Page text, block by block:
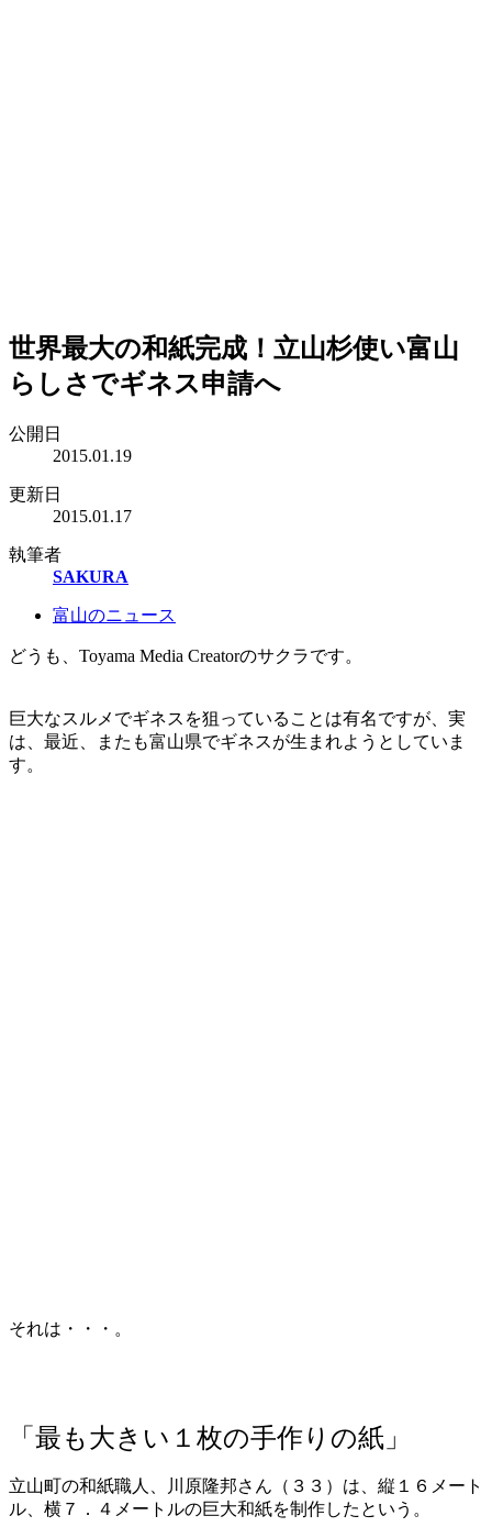
世界最大の和紙完成！立山杉使い富山
らしさでギネス申請へ
公開日
2015.01.19
更新日
2015.01.17
執筆者
SAKURA
富山のニュース
どうも、Toyama Media Creatorのサクラです。
巨大なスルメでギネスを狙っていることは有名ですが、実
は、最近、またも富山県でギネスが生まれようとしていま
す。
それは・・・。
「最も大きい１枚の手作りの紙」
立山町の和紙職人、川原隆邦さん（３３）は、縦１６メート
ル、横７．４メートルの巨大和紙を制作したという。